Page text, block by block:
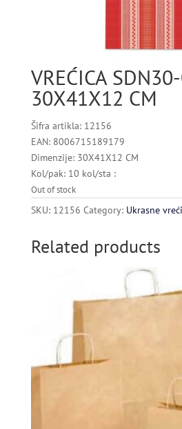
VREĆICA
30X41X12 CM
Šifra artikla: 12156
EAN: 8006715189179
Dimenzije: 30X41X12 CM
Kol/pak: 10 kol/sta :
Out of stock
SKU: 12156 Category: Ukrasne
Related products